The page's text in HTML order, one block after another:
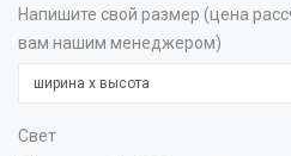
Напишите свой размер (цена
вам нашим менеджером)
Свет